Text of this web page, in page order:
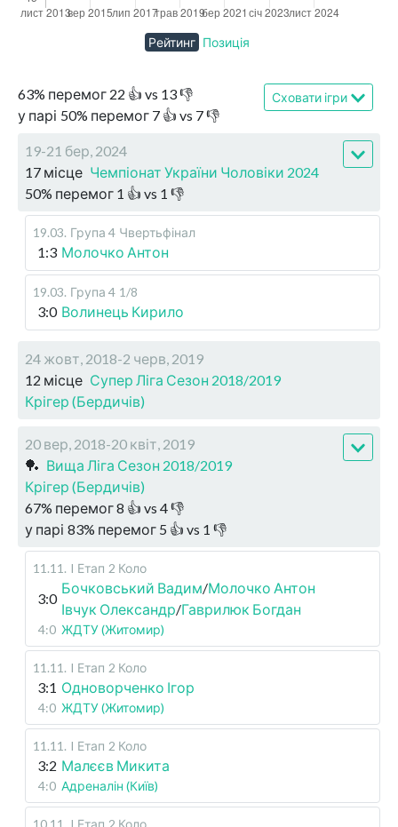
63% перемог 22 👍 vs 13👎
у парі 50% перемог 7 👍 vs 7👎
Сховати ігри
19-21 бер, 2024
17 місце Чемпіонат України Чоловіки 2024
50% перемог 1 👍 vs 1 👎
19.03. Група 4 Чвертьфінал
1:3 Молочко Антон
19.03. Група 4 1/8
3:0 Волинець Кирило
24 жовт, 2018-2 черв, 2019
12 місце Супер Ліга Сезон 2018/2019
Крігер (Бердичів)
20 вер, 2018-20 квіт, 2019
🏓 Вища Ліга Сезон 2018/2019
Крігер (Бердичів)
67% перемог8 👍 vs 4👎
у парі 83% перемог 5 👍 vs 1 👎
11.11 . I Етап 2 Коло
3:0
Бочковський Вадим/Молочко Антон
Івчук Олександр/Гаврилюк Богдан
4:0 ЖДТУ (Житомир)
11.11 . I Етап 2 Коло
3:1 Одноворченко Ігор
4:0 ЖДТУ (Житомир)
11.11 . I Етап 2 Коло
3:2 Малєєв Микита
4:0 Адреналін (Київ)
Рейтинг Позиція